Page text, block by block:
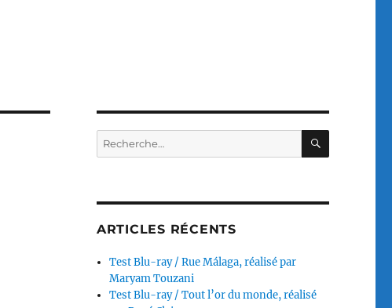
Recherche
pour :
ARTICLES RÉCENTS
Test Blu-ray / Rue Málaga, réalisé par
Maryam Touzani
Test Blu-ray / Tout l’or du monde, réalisé